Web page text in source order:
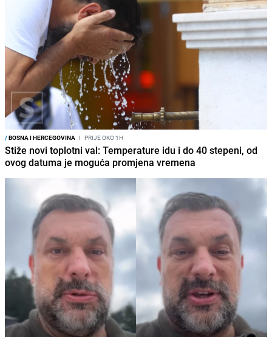
/BOSNA I HERCEGOVINA I PRIJE OKO 1H
Stiže novi toplotni val: Temperature idu i do 40 stepeni, od
ovog datuma je moguća promjena vremena